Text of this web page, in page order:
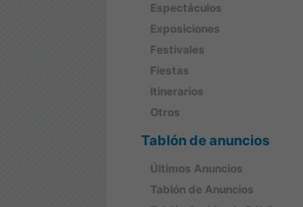
Espectáculos
Exposiciones
Festivales
Fiestas
Itinerarios
Otros
Tablón de anuncios
Últimos Anuncios
Tablón de Anuncios